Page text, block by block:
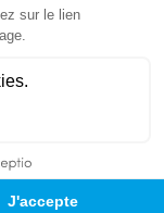
LET'S CLIC
PIÈCE RAPIDEMENT